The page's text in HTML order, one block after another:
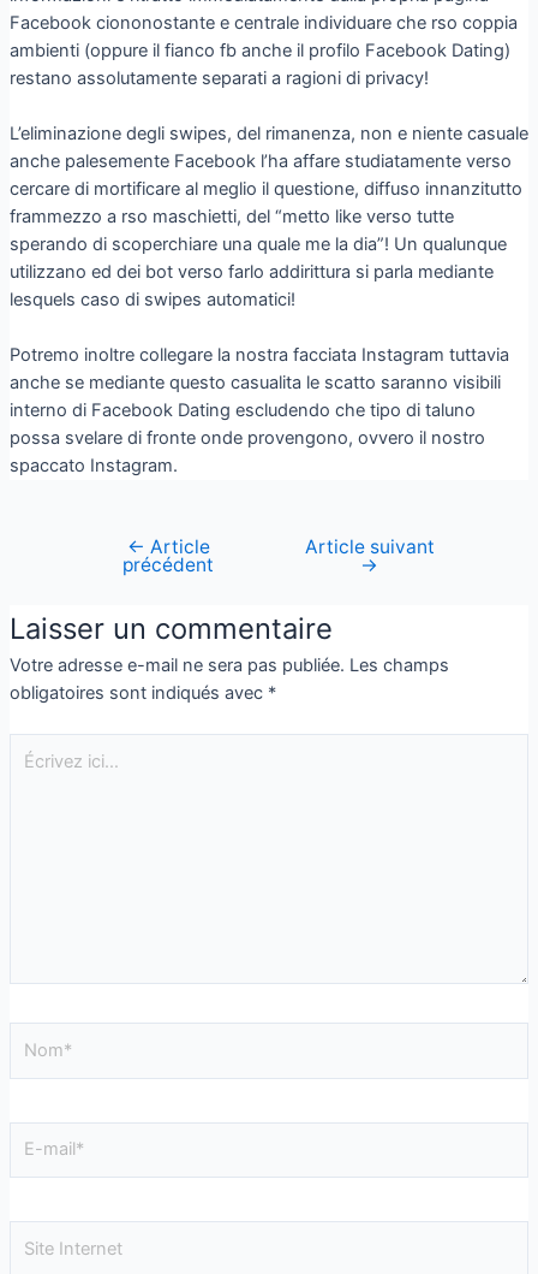
Facebook ciononostante e centrale individuare che rso coppia
ambienti (oppure il fianco fb anche il profilo Facebook Dating)
restano assolutamente separati a ragioni di privacy!
L’eliminazione degli swipes, del rimanenza, non e niente casuale
anche palesemente Facebook l’ha affare studiatamente verso
cercare di mortificare al meglio il questione, diffuso innanzitutto
frammezzo a rso maschietti, del “metto like verso tutte
sperando di scoperchiare una quale me la dia”! Un qualunque
utilizzano ed dei bot verso farlo addirittura si parla mediante
lesquels caso di swipes automatici!
Potremo inoltre collegare la nostra facciata Instagram tuttavia
anche se mediante questo casualita le scatto saranno visibili
interno di Facebook Dating escludendo che tipo di taluno
possa svelare di fronte onde provengono, ovvero il nostro
spaccato Instagram.
← Article
précédent
Article suivant
→
Laisser un commentaire
Votre adresse e-mail ne sera pas publiée. Les champs
obligatoires sont indiqués avec *